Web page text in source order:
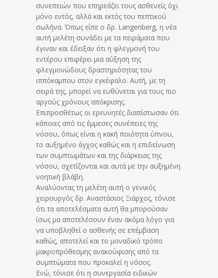
συνεπειών που επηρεάζει τους ασθενείς όχι
μόνο εντός, αλλά και εκτός του πεπτικού
σωλήνα. Όπως είπε ο δρ. Langenberg, η νέα
αυτή μελέτη συνάδει με τα πειράματα που
έγιναν και έδειξαν ότι η φλεγμονή του
εντέρου επιφέρει μια αύξηση της
φλεγμονώδους δραστηριότητας του
ιππόκαμπου στον εγκέφαλο. Αυτή, με τη
σειρά της, μπορεί να ευθύνεται για τους πιο
αργούς χρόνους απόκρισης.
Επιπροσθέτως οι ερευνητές διαπίστωσαν ότι
κάποιες από τις έμμεσες συνέπειες της
νόσου, όπως είναι η κακή ποιότητα ύπνου,
το αυξημένο άγχος καθώς και η επιδείνωση
των συμπτωμάτων και της διάρκειας της
νόσου, σχετίζονται και αυτά με την αυξημένη
νοητική βλάβη.
Αναλύοντας τη μελέτη αυτή ο γενικός
χειρουργός δρ. Αναστάσιος Ξιάρχος, τόνισε
ότι τα αποτελέσματα αυτή θα μπορούσαν
ίσως μα αποτελέσουν έναν ακόμα λόγο για
να υποβληθεί ο ασθενής σε επέμβαση
καθώς, αποτελεί και το μοναδικό τρόπο
μακροπρόθεσμης ανακούφισης από τα
συμπτώματα που προκαλεί η νόσος.
Ενώ, τόνισε ότι η συνεργασία ειδικών